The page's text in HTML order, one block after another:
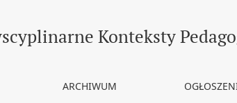
Konteksty
ARCHIWUM